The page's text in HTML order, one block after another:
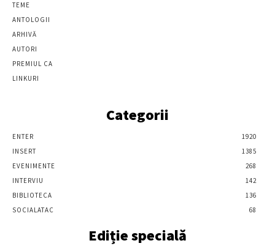
TEME
ANTOLOGII
ARHIVĂ
AUTORI
PREMIUL CA
LINKURI
Categorii
ENTER
1920
INSERT
1385
EVENIMENTE
268
INTERVIU
142
BIBLIOTECA
136
SOCIALATAC
68
Ediție specială